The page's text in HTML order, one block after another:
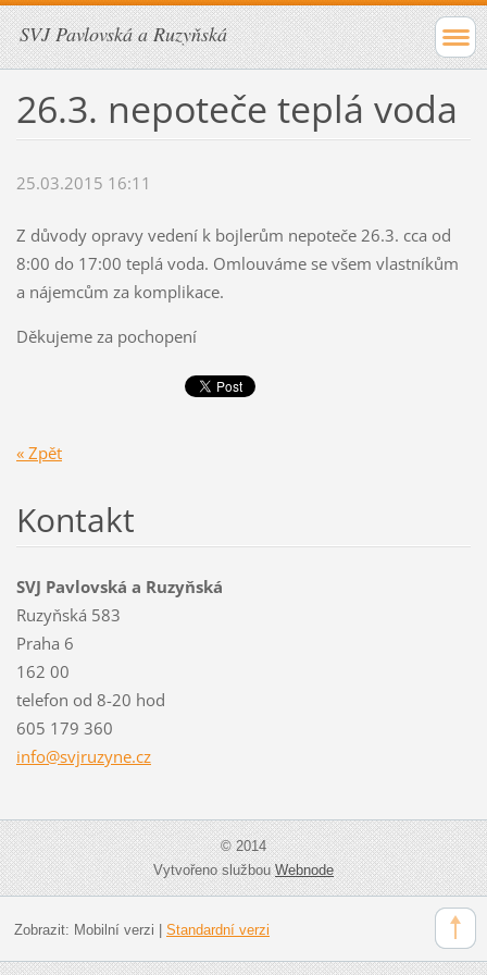
SVJ Pavlovská a Ruzyňská
26.3. nepoteče teplá voda
25.03.2015 16:11
Z důvody opravy vedení k bojlerům nepoteče 26.3. cca od
8:00 do 17:00 teplá voda. Omlouváme se všem vlastníkům
a nájemcům za komplikace.
Děkujeme za pochopení
« Zpět
Kontakt
SVJ Pavlovská a Ruzyňská
Ruzyňská 583
Praha 6
162 00
telefon od 8-20 hod
605 179 360
info@svjruzyne.cz
© 2014
Vytvořeno službouWebnode
Zobrazit: Mobilní verzi Standardní verzi